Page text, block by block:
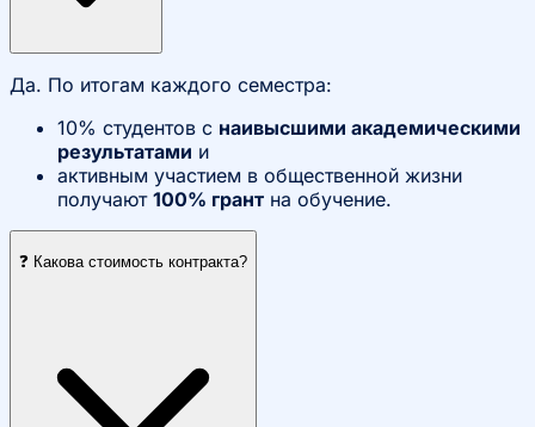
Да. По итогам каждого семестра:
10% студентов с наивысшими академическими
результатами и
активным участием в общественной жизни
получают 100% грант на обучение.
❓ Какова стоимость контракта?